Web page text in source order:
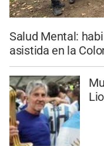
Salud Mental:
asistida en la